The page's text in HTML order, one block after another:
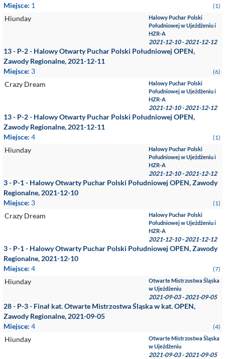
Miejsce: 1 (1)
Hiunday
Halowy Puchar Polski
Południowej w Ujeżdżeniu i
HZR-A
2021-12-10 - 2021-12-12
13 - P-2 - Halowy Otwarty Puchar Polski Południowej OPEN,
Zawody Regionalne, 2021-12-11
Miejsce: 3 (6)
Crazy Dream
Halowy Puchar Polski
Południowej w Ujeżdżeniu i
HZR-A
2021-12-10 - 2021-12-12
13 - P-2 - Halowy Otwarty Puchar Polski Południowej OPEN,
Zawody Regionalne, 2021-12-11
Miejsce: 4 (1)
Hiunday
Halowy Puchar Polski
Południowej w Ujeżdżeniu i
HZR-A
2021-12-10 - 2021-12-12
3 - P-1 - Halowy Otwarty Puchar Polski Południowej OPEN, Zawody
Regionalne, 2021-12-10
Miejsce: 3 (1)
Crazy Dream
Halowy Puchar Polski
Południowej w Ujeżdżeniu i
HZR-A
2021-12-10 - 2021-12-12
3 - P-1 - Halowy Otwarty Puchar Polski Południowej OPEN, Zawody
Regionalne, 2021-12-10
Miejsce: 4 (7)
Hiunday
Otwarte Mistrzostwa Śląska
w Ujeżdżeniu
2021-09-03 - 2021-09-05
28 - P-3 - Finał kat. Otwarte Mistrzostwa Śląska w kat. OPEN,
Zawody Regionalne, 2021-09-05
Miejsce: 4 (4)
Hiunday
Otwarte Mistrzostwa Śląska
w Ujeżdżeniu
2021-09-03 - 2021-09-05